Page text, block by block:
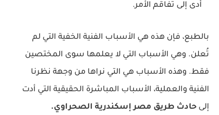
أدى إلى تفاقم الأمر.
بالطبع، فإن هذه هي الأسباب الفنية الخفية التي لم
تُعلن. وهي الأسباب التي لا يعلمها سوى المختصين
فقط. وهذه الأسباب هي التي نراها من وجهة نظرنا
الفنية والعملية، الأسباب المباشرة الحقيقية التي أدت
إلى حادث طريق مصر إسكندرية الصحراوي.